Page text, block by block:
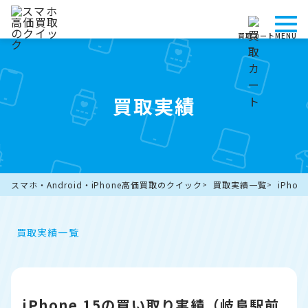
買取カートMENU
買取実績
スマホ・Android・iPhone高価買取のクイック 買取実績一覧
買取実績一覧